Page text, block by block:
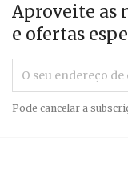
Aproveite as
e ofertas
Pode cancelar a